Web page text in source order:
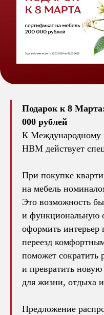
Подарок к 8
000 рублей
К Международному
НВМ действует
При покупке
на мебель
Это возможность
и функциональную
оформить интерьер
переезд
поможет сократить
и превратить
для жизни, отдыха
Предложение